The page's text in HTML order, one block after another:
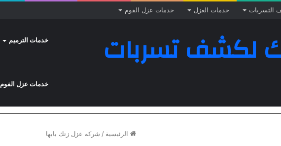
التسربات خدمات العزل خدمات عزل الفوم
لكشف تسربات خدمات الترميم
خدمات عزل الفوم
الرئيسية / شركه عزل زنك بابها